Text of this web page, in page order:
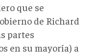
que se
de Richard
partes
en su mayoría) a